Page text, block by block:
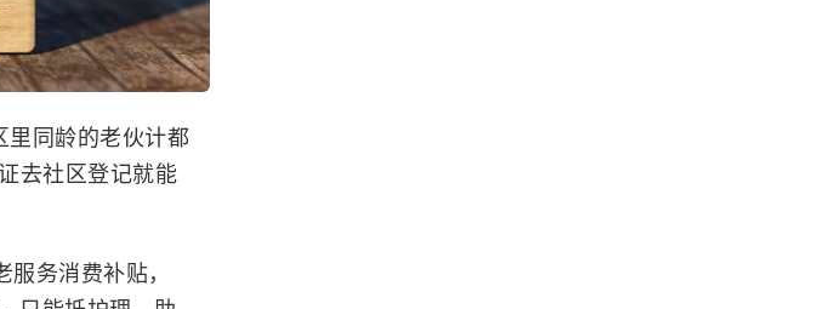
里同龄的老伙计都
去社区登记就能
务消费补贴，